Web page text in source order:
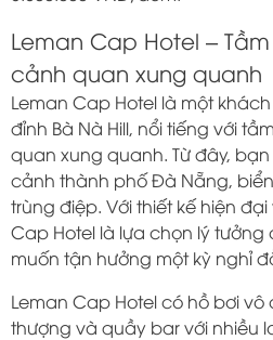
Leman Cap Hotel –
cảnh quan xung quanh
Leman Cap Hotel là một
đỉnh Bà Nà Hill, nổi tiếng với
quan xung quanh. Từ đây,
cảnh thành phố Đà Nẵng,
trùng điệp. Với thiết kế hiện
Cap Hotel là lựa chọn lý
muốn tận hưởng một kỳ nghỉ
Leman Cap Hotel có hồ bơi
thượng và quầy bar với nhiều